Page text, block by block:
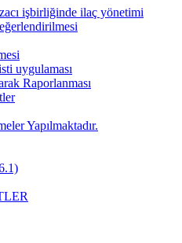
işbirliğinde ilaç yönetimi
uygulaması
Raporlanması
Yapılmaktadır.